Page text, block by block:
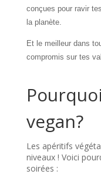
conçues pour ravir
la planète.
Et le meilleur dans
compromis sur tes
vegan?
Les apéritifs
niveaux ! Voici
soirées :